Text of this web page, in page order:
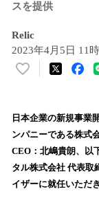
スを提供
Relic
2023年4月5日 11
い
！
数
を
読
込
日本企業の新規事業
ンパニーである株式
CEO：北嶋貴朗、以
タル株式会社 代表取
イザーに就任いただ